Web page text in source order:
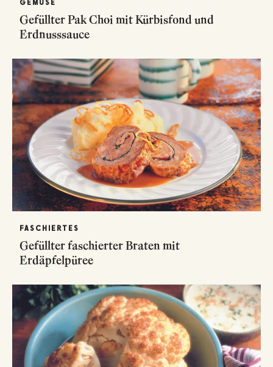
GEMÜSE
Gefüllter Pak Choi mit Kürbisfond und
Erdnusssauce
FASCHIERTES
Gefüllter faschierter Braten mit
Erdäpfelpüree